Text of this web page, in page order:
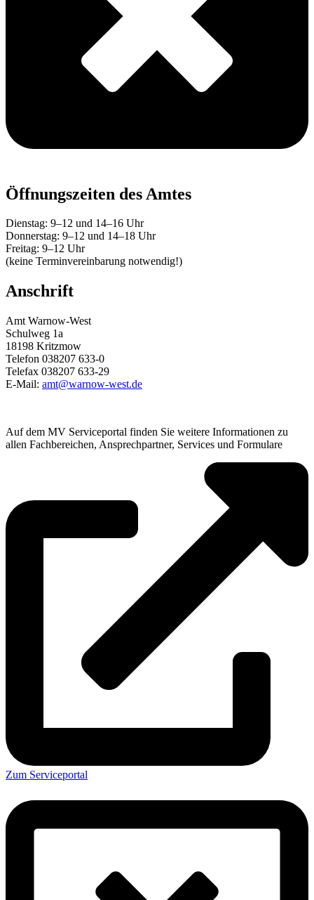
Öffnungszeiten des Amtes
Dienstag: 9–12 und 14–16 Uhr
Donnerstag: 9–12 und 14–18 Uhr
Freitag: 9–12 Uhr
(keine Terminvereinbarung notwendig!)
Anschrift
Amt Warnow-West
Schulweg 1a
18198 Kritzmow
Telefon 038207 633-0
Telefax 038207 633-29
E-Mail: amt@warnow-west.de
Auf dem MV Serviceportal finden Sie weitere Informationen zu
allen Fachbereichen, Ansprechpartner, Services und Formulare
Zum Serviceportal